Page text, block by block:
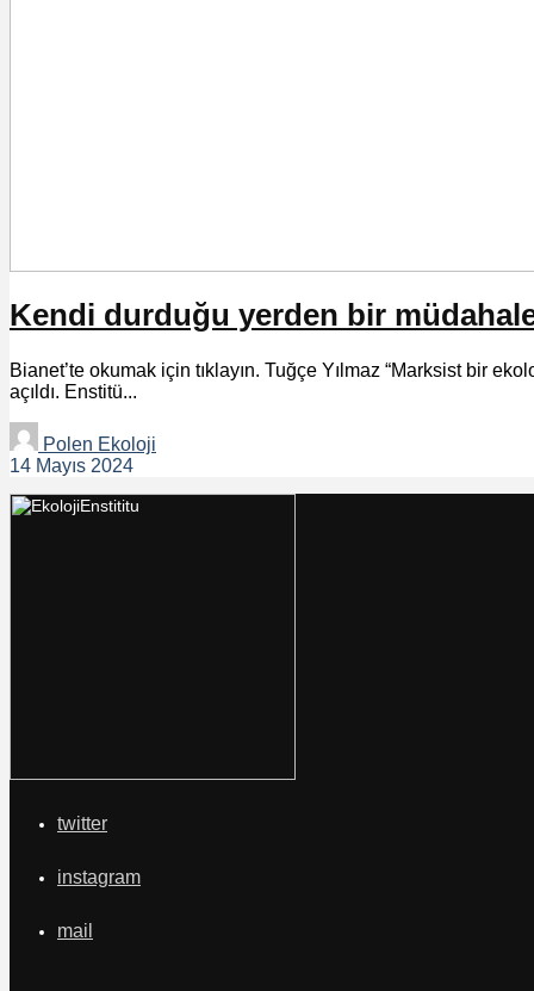
Kendi durduğu yerden bir
Bianet’te okumak için tıklayın. Tuğçe Yılmaz “Marksist bir
açıldı. Enstitü...
Polen Ekoloji
14 Mayıs 2024
twitter
instagram
mail